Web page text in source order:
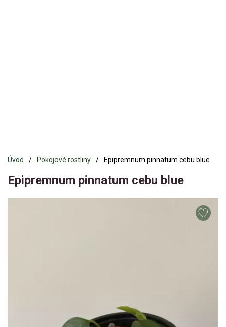
Úvod Pokojové rostliny Epipremnum pinnatum cebu blue
Epipremnum pinnatum cebu blue